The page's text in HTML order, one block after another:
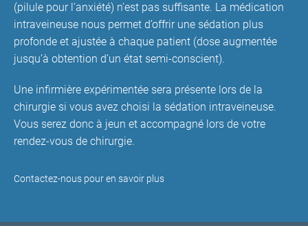
(pilule pour l’anxiété) n’est pas suffisante. La médication
intraveineuse nous permet d’offrir une sédation plus
profonde et ajustée à chaque patient (dose augmentée
jusqu’à obtention d’un état semi-conscient).
Une infirmière expérimentée sera présente lors de la
chirurgie si vous avez choisi la sédation intraveineuse.
Vous serez donc à jeun et accompagné lors de votre
rendez-vous de chirurgie.
Contactez-nous pour en savoir plus